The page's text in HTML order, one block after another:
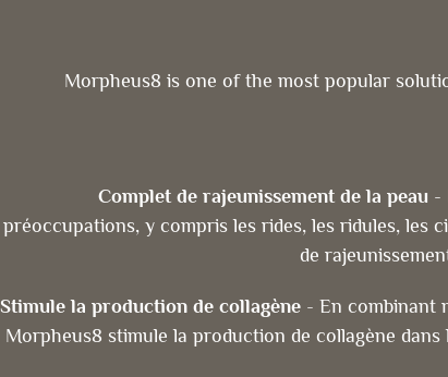
Morpheus8 is one of the most popular
Complet de rajeunissement de la peau -
préoccupations, y compris les rides, les ridules, les
de
Stimule la production de collagène - En combinant
Morpheus8 stimule la production de collagène